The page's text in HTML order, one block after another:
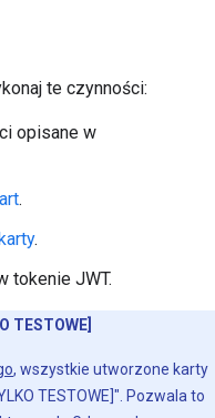
te czynności:
opisane w
.
.
tokenie JWT.
TESTOWE]
, wszystkie utworzone karty
TESTOWE]". Pozwala to